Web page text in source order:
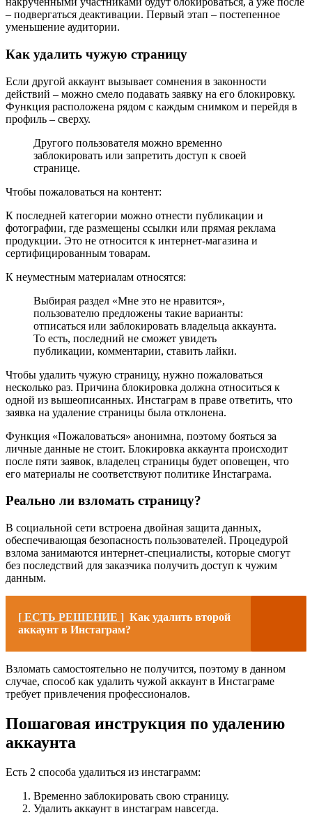
– подвергаться деактивации. Первый этап – постепенное
уменьшение аудитории.
Как удалить чужую страницу
Если другой аккаунт вызывает сомнения в законности
действий – можно смело подавать заявку на его блокировку.
Функция расположена рядом с каждым снимком и перейдя в
профиль – сверху.
Другого пользователя можно временно
заблокировать или запретить доступ к своей
странице.
Чтобы пожаловаться на контент:
К последней категории можно отнести публикации и
фотографии, где размещены ссылки или прямая реклама
продукции. Это не относится к интернет-магазина и
сертифицированным товарам.
К неуместным материалам относятся:
Выбирая раздел «Мне это не нравится»,
пользователю предложены такие варианты:
отписаться или заблокировать владельца аккаунта.
То есть, последний не сможет увидеть
публикации, комментарии, ставить лайки.
Чтобы удалить чужую страницу, нужно пожаловаться
несколько раз. Причина блокировка должна относиться к
одной из вышеописанных. Инстаграм в праве ответить, что
заявка на удаление страницы была отклонена.
Функция «Пожаловаться» анонимна, поэтому бояться за
личные данные не стоит. Блокировка аккаунта происходит
после пяти заявок, владелец страницы будет оповещен, что
его материалы не соответствуют политике Инстаграма.
Реально ли взломать страницу?
В социальной сети встроена двойная защита данных,
обеспечивающая безопасность пользователей. Процедурой
взлома занимаются интернет-специалисты, которые смогут
без последствий для заказчика получить доступ к чужим
данным.
[ ЕСТЬ РЕШЕНИЕ ] Как удалить второй
аккаунт в Инстаграм?
Взломать самостоятельно не получится, поэтому в данном
случае, способ как удалить чужой аккаунт в Инстаграме
требует привлечения профессионалов.
Пошаговая инструкция по удалению
аккаунта
Есть 2 способа удалиться из инстаграмм:
Временно заблокировать свою страницу.
Удалить аккаунт в инстаграм навсегда.